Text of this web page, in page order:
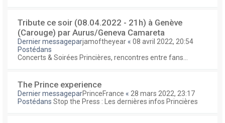
Tribute ce soir (08.04.2022 - 21h) à Genève
(Carouge) par Aurus/Geneva Camareta
Dernier messageparjamoftheyear « 08 avril 2022, 20:54
Postédans
Concerts & Soirées Princières, rencontres entre fans...
The Prince experience
Dernier messageparPrinceFrance « 28 mars 2022, 23:17
Postédans Stop the Press : Les dernières infos Princières